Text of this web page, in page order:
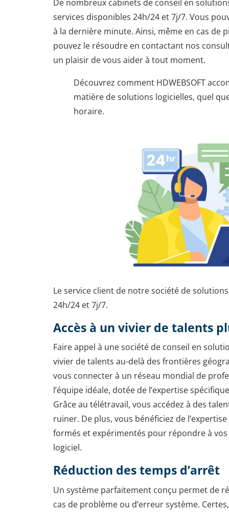
De nombreux cabinets de conseil en
services disponibles 24h/24 et 7j/7. Vous
à la dernière minute. Ainsi, même en cas de
pouvez le résoudre en contactant nos
un plaisir de vous aider à tout moment.
Découvrez comment HDWEBSOFT
matière de solutions logicielles, quel
horaire.
Le service client de notre société de
24h/24 et 7j/7.
Accès à un vivier de talents
Faire appel à une société de conseil en
vivier de talents au-delà des frontières
vous connecter à un réseau mondial de
l’équipe idéale, dotée de l’expertise
Grâce au télétravail, vous accédez à des
ruiner. De plus, vous bénéficiez de
formés et expérimentés pour répondre à
logiciel.
Réduction des temps d’arrêt
Un système parfaitement conçu permet de
cas de problème ou d’erreur système.